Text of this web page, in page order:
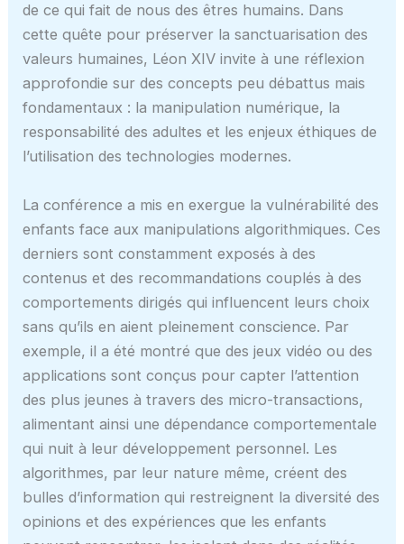
de ce qui fait de nous des êtres humains. Dans
cette quête pour préserver la sanctuarisation des
valeurs humaines, Léon XIV invite à une réflexion
approfondie sur des concepts peu débattus mais
fondamentaux : la manipulation numérique, la
responsabilité des adultes et les enjeux éthiques de
l’utilisation des technologies modernes.
La conférence a mis en exergue la vulnérabilité des
enfants face aux manipulations algorithmiques. Ces
derniers sont constamment exposés à des
contenus et des recommandations couplés à des
comportements dirigés qui influencent leurs choix
sans qu’ils en aient pleinement conscience. Par
exemple, il a été montré que des jeux vidéo ou des
applications sont conçus pour capter l’attention
des plus jeunes à travers des micro-transactions,
alimentant ainsi une dépendance comportementale
qui nuit à leur développement personnel. Les
algorithmes, par leur nature même, créent des
bulles d’information qui restreignent la diversité des
opinions et des expériences que les enfants